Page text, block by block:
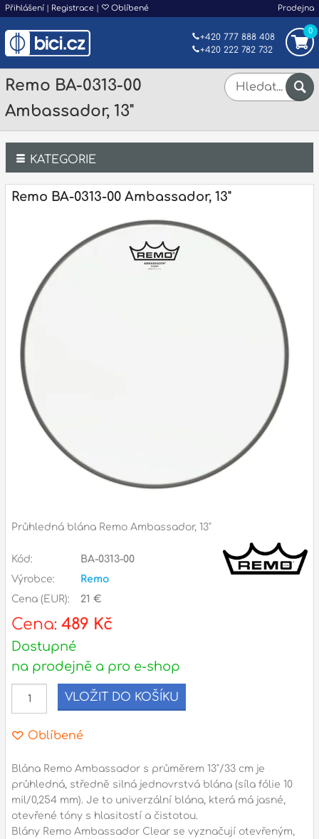
Přihlášení | Registrace | Oblíbené Prodejna
0
+420 777 888 408
+420 222 782 732
Remo BA-0313-00
Ambassador, 13"
KATEGORIE
Bicí
Kytary a strunné nástroje
Dechy
Příslušenství
Dárkové předměty
Noty a knihy
Ostatní
Naše prodejna
Adresa
Praha 3 - 130 00 (
gsm.: +420 777 888 408
gsm.: +420 777 888 088
tel.: +420 222 782 732
prodejna@bici.cz
Remo BA-0313-00 Ambassador, 13"
Průhledná blána Remo Ambassador, 13"
Kód:
BA-0313-00
Výrobce:
Remo
Cena (EUR):
21 €
Cena: 489 Kč
Dostupné
na prodejně a pro e-shop
VLOŽIT DO KOŠÍKU
Oblíbené
Blána Remo Ambassador s průměrem 13"/33 cm je
průhledná, středně silná jednovrstvá blána (síla fólie 10
mil/0,254 mm). Je to univerzální blána, která má jasné,
otevřené tóny s hlasitostí a čistotou.
Blány Remo Ambassador Clear se vyznačují otevřeným,